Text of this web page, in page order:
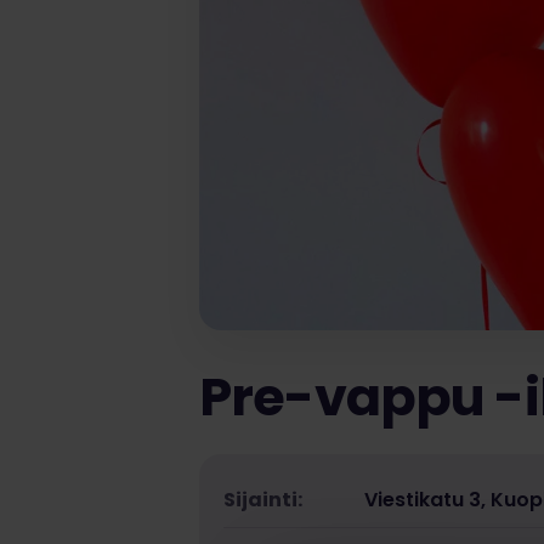
Pre-vappu
Sijainti: Viestikatu 3,